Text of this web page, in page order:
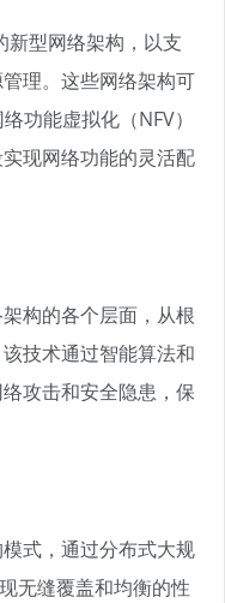
新型网络架构，以支
理。这些网络架构可
功能虚拟化（NFV）
现网络功能的灵活配
构的各个层面，从根
技术通过智能算法和
攻击和安全隐患，保
式，通过分布式大规
无缝覆盖和均衡的性